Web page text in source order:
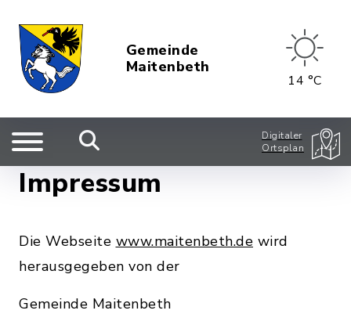
Gemeinde
Maitenbeth
14 °C
Digitaler
Ortsplan
Impressum
Die Webseite www.maitenbeth.de wird
herausgegeben von der
Gemeinde Maitenbeth